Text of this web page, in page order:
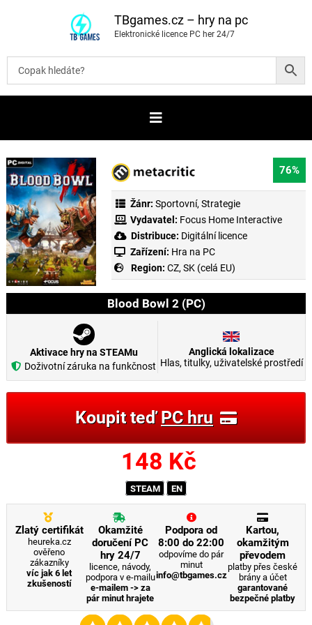
t
b
TBgames.cz – hry na pc
Elektronické licence PC her 24/7
76%
Žánr: Sportovní, Strategie
Vydavatel: Focus Home Interactive
Distribuce: Digitální licence
Zařízení: Hra na PC
Region: CZ, SK (celá EU)
Blood Bowl 2 (PC)
Aktivace hry na STEAMu
Doživotní záruka na funkčnost
Anglická lokalizace
Hlas, titulky, uživatelské prostředí
Koupit teďPC hru
148 Kč
STEAM EN
Zlatý certifikát
heureka.cz
ověřeno
zákazníky
víc jak 6 let
zkušeností
Okamžité
doručení PC
hry 24/7
licence, návody,
podpora v e-mailu
e-mailem -> za
pár minut hrajete
Podpora od
8:00 do 22:00
odpovíme do pár
minut
info@tbgames.cz
Kartou,
okamžitým
převodem
platby přes české
brány a účet
garantované
bezpečné platby